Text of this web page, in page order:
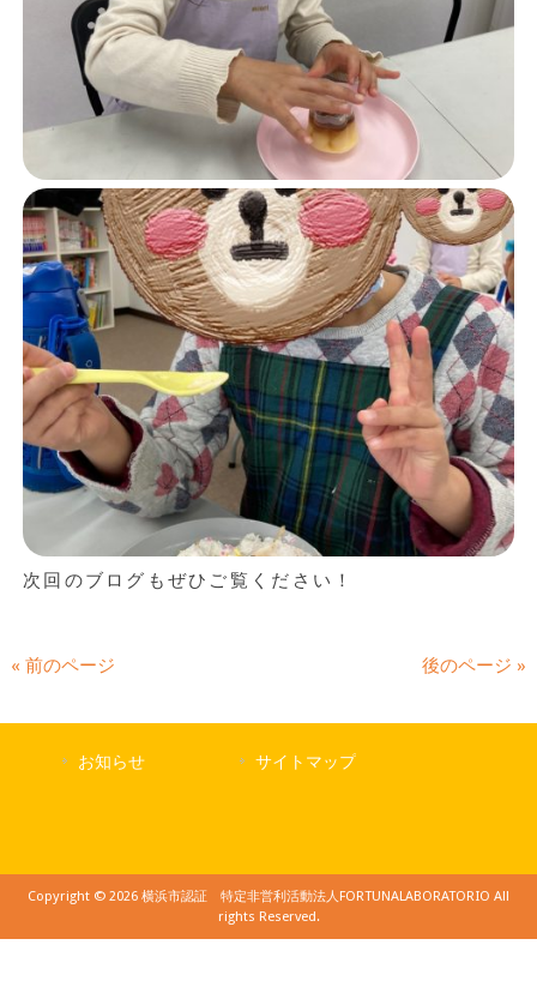
次回のブログもぜひご覧ください！
« 前のページ 後のページ »
お知らせ サイトマップ
Copyright © 2026 横浜市認証 特定非営利活動法人FORTUNALABORATORIO All
rights Reserved.